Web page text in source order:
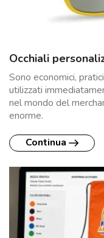
Occhiali
Sono economici,
utilizzati
nel mondo del
enorme.
Continua